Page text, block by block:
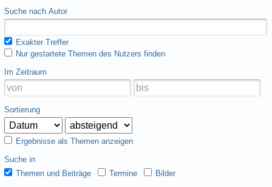
Suche nach Autor
Exakter Treffer
Nur gestartete Themen des Nutzers finden
Im Zeitraum
Sortierung
Ergebnisse als Themen anzeigen
Suche in
Themen und Beiträge
Termine Bilder